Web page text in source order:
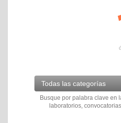
Todas las categorías
Busque por palabra clave en
laboratorios,